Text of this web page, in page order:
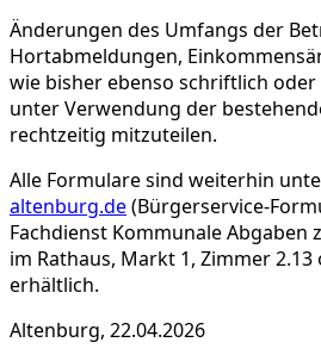
Änderungen des Umfangs der
Hortabmeldungen,
wie bisher ebenso schriftlich oder
unter Verwendung der
rechtzeitig mitzuteilen.
Alle Formulare sind weiterhin
altenburg.de(Bürgerservice-
Fachdienst Kommunale Abgaben
im Rathaus, Markt 1, Zimmer
erhältlich.
Altenburg, 22.04.2026